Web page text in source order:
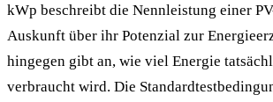
kWp beschreibt die Nennleistung einer
Auskunft über ihr Potenzial zur
hingegen gibt an, wie viel Energie
verbraucht wird. Die